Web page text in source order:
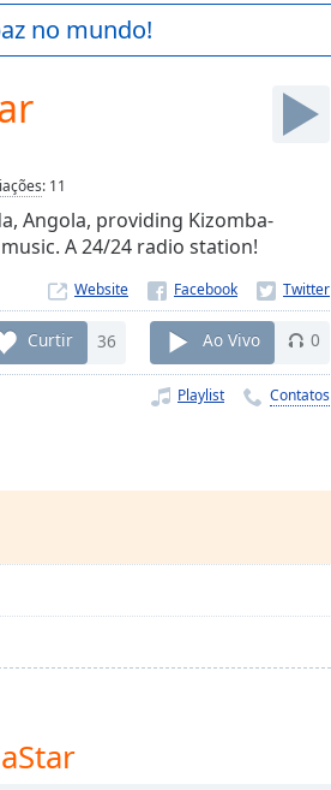
no mundo!
: 11
Angola, providing Kizomba-
A 24/24 radio station!
Website
Curtir 36 Ao Vivo 0
Playlist Contatos